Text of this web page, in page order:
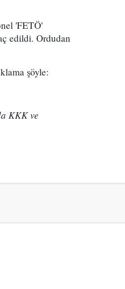
'FETÖ'
edildi. Ordudan
şöyle:
KKK ve